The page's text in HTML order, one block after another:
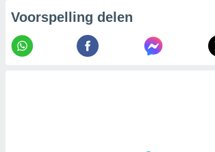
Voorspelling delen